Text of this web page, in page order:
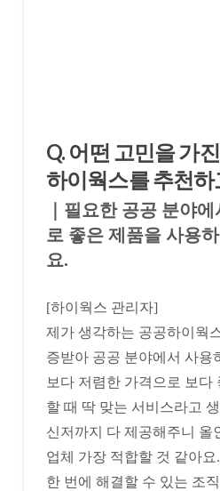
Q. 어떤 고민을 가
하이웍스를 추천
｜필요한 공공 분야
로 좋은 제품을 사용
요.
[하이웍스 관리자]
제가 생각하는 공공하이웍
증받아 공공 분야에서 사용
보다 저렴한 가격으로 보다
할 때 딱 맞는 서비스라고
신저까지 다 제공해주니 올
업체 가장 적합할 것 같아
한 번에 해결할 수 있는 조